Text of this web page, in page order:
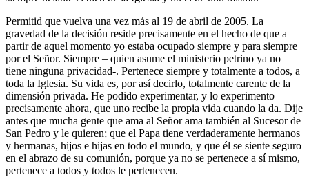
Permitid que vuelva una vez más al 19 de abril de 2005. La
gravedad de la decisión reside precisamente en el hecho de que a
partir de aquel momento yo estaba ocupado siempre y para siempre
por el Señor. Siempre – quien asume el ministerio petrino ya no
tiene ninguna privacidad-. Pertenece siempre y totalmente a todos, a
toda la Iglesia. Su vida es, por así decirlo, totalmente carente de la
dimensión privada. He podido experimentar, y lo experimento
precisamente ahora, que uno recibe la propia vida cuando la da. Dije
antes que mucha gente que ama al Señor ama también al Sucesor de
San Pedro y le quieren; que el Papa tiene verdaderamente hermanos
y hermanas, hijos e hijas en todo el mundo, y que él se siente seguro
en el abrazo de su comunión, porque ya no se pertenece a sí mismo,
pertenece a todos y todos le pertenecen.